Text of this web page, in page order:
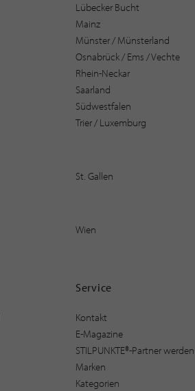
Lübecker Bucht
Mainz
Münster / Münsterland
Osnabrück / Ems / Vechte
Rhein-Neckar
Saarland
Südwestfalen
Trier / Luxemburg
St. Gallen
Wien
Service
Kontakt
E-Magazine
STILPUNKTE®-Partner werden
Marken
Kategorien